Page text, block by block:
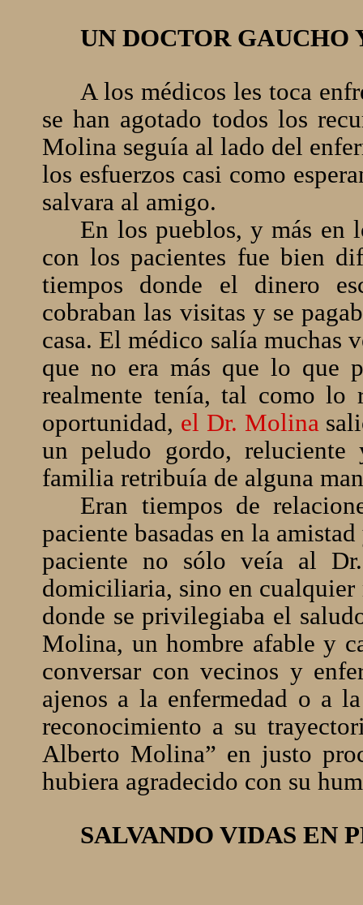
UN DOCTOR GAUCHO
A los médicos les toca
se han agotado todos los
Molina seguía al lado del
los esfuerzos casi como
salvara al amigo.
En los pueblos, y más en
con los pacientes fue bien
tiempos donde el dinero
cobraban las visitas y se
casa. El médico salía muchas
que no era más que lo que
realmente tenía, tal como lo
oportunidad, el Dr. Molina
un peludo gordo,
familia retribuía de alguna
Eran tiempos de
paciente basadas en la
paciente no sólo veía al
domiciliaria, sino en
donde se privilegiaba el
Molina, un hombre afable y
conversar con vecinos y
ajenos a la enfermedad o a
reconocimiento a su
Alberto Molina” en justo
hubiera agradecido con su
SALVANDO VIDAS EN